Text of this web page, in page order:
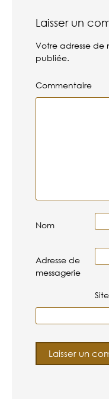
Laisser un
Votre adresse de
publiée.
Commentaire
Nom
Adresse de
messagerie